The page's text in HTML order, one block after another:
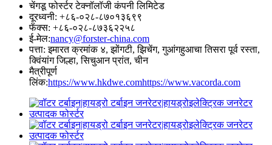
चेंगडू फोर्स्टर टेक्नॉलॉजी कंपनी लिमिटेड
दूरध्वनी: +८६-०२८-८७०१३६९९
फॅक्स: +८६-०२८-८७३६२२५८
ई-मेल:nancy@forster-china.com
पत्ता: इमारत क्रमांक ४, झोंगटी, झिचेंग, गुआंगहुआचा तिसरा पूर्व रस्ता,
क्विंयांग जिल्हा, सिचुआन प्रांत, चीन
मैत्रीपूर्ण
लिंक:https://www.hkdwe.comhttps://www.vacorda.com